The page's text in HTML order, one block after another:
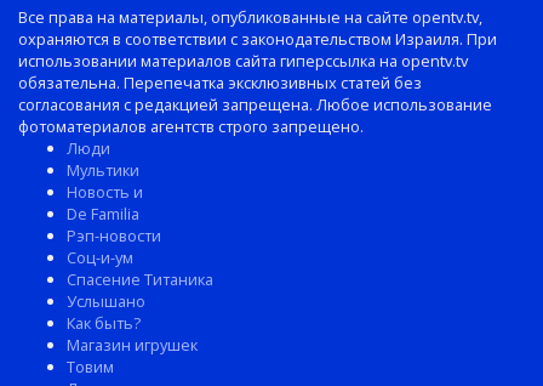
Все права на материалы, опубликованные на сайте opentv.tv,
охраняются в соответствии с законодательством Израиля. При
использовании материалов сайта гиперссылка на opentv.tv
обязательна. Перепечатка эксклюзивных статей без
согласования с редакцией запрещена. Любое использование
фотоматериалов агентств строго запрещено.
Люди
Мультики
Новость и
De Familia
Рэп-новости
Соц-и-ум
Спасение Титаника
Услышано
Как быть?
Магазин игрушек
Товим